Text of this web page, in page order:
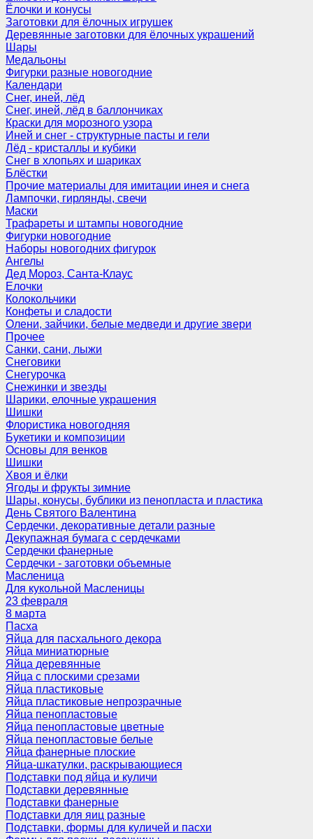
Ёлочки и конусы
Заготовки для ёлочных игрушек
Деревянные заготовки для ёлочных украшений
Шары
Медальоны
Фигурки разные новогодние
Календари
Снег, иней, лёд
Снег, иней, лёд в баллончиках
Краски для морозного узора
Иней и снег - структурные пасты и гели
Лёд - кристаллы и кубики
Снег в хлопьях и шариках
Блёстки
Прочие материалы для имитации инея и снега
Лампочки, гирлянды, свечи
Маски
Трафареты и штампы новогодние
Фигурки новогодние
Наборы новогодних фигурок
Ангелы
Дед Мороз, Санта-Клаус
Елочки
Колокольчики
Конфеты и сладости
Олени, зайчики, белые медведи и другие звери
Прочее
Санки, сани, лыжи
Снеговики
Снегурочка
Снежинки и звезды
Шарики, елочные украшения
Шишки
Флористика новогодняя
Букетики и композиции
Основы для венков
Шишки
Хвоя и ёлки
Ягоды и фрукты зимние
Шары, конусы, бублики из пенопласта и пластика
День Святого Валентина
Сердечки, декоративные детали разные
Декупажная бумага с сердечками
Сердечки фанерные
Сердечки - заготовки объемные
Масленица
Для кукольной Масленицы
23 февраля
8 марта
Пасха
Яйца для пасхального декора
Яйца миниатюрные
Яйца деревянные
Яйца с плоскими срезами
Яйца пластиковые
Яйца пластиковые непрозрачные
Яйца пенопластовые
Яйца пенопластовые цветные
Яйца пенопластовые белые
Яйца фанерные плоские
Яйца-шкатулки, раскрывающиеся
Подставки под яйца и куличи
Подставки деревянные
Подставки фанерные
Подставки для яиц разные
Подставки, формы для куличей и пасхи